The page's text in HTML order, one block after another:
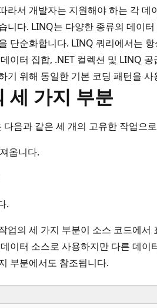
라서 개발자는 지원해야 하는 각 데
니다. LINQ는 다양한 종류의 데이
단순화합니다. LINQ 쿼리에서는
이터 집합, .NET 컬렉션 및 LINQ
기 위해 동일한 기본 코딩 패턴을 사
세 가지 부분
음과 같은 세 개의 고유한 작업으
옵니다.
.
업의 세 가지 부분이 소스 코드에서
이터 소스로 사용하지만 다른 데이
부분에서도 참조됩니다.